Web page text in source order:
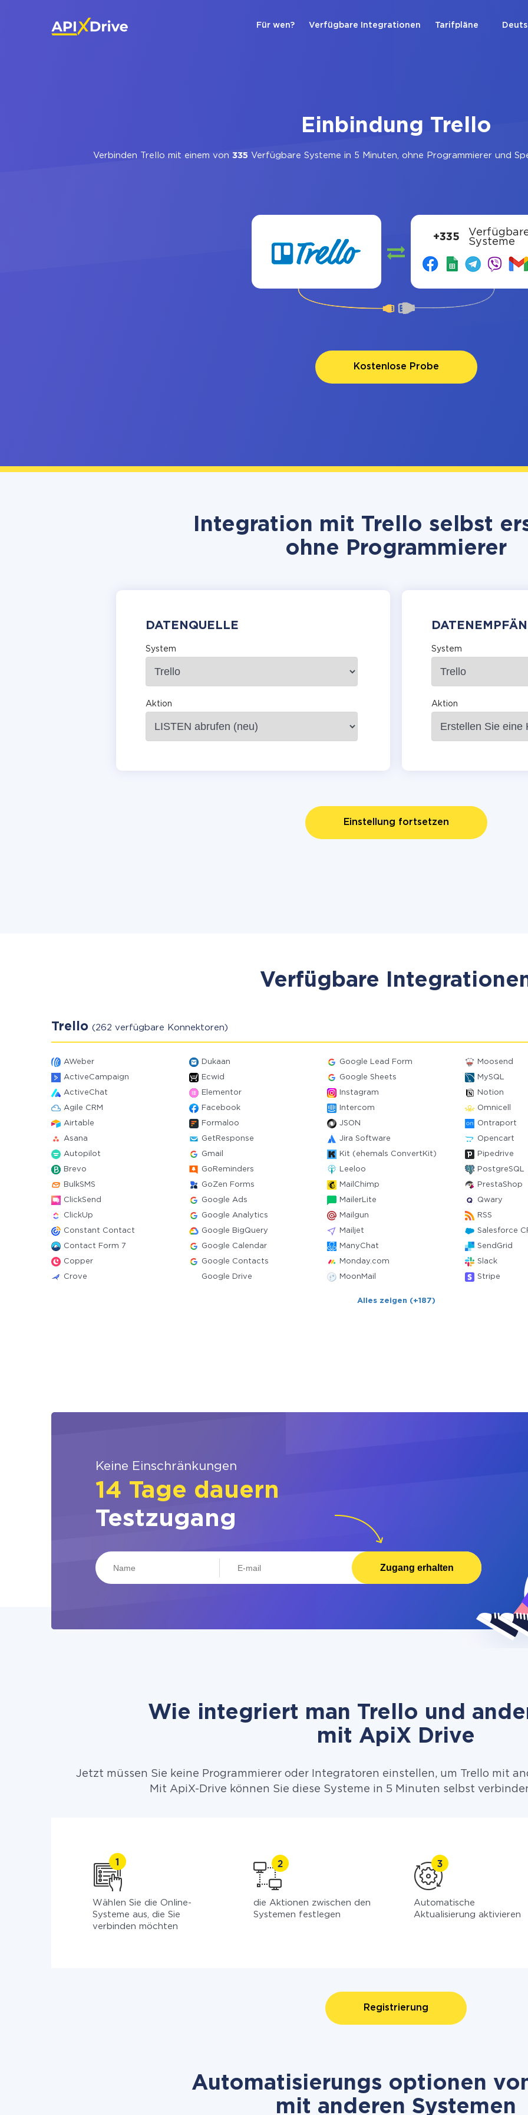
Für wen? Verfügbare Integrationen Tarifpläne
Einbindung Trello
Verbinden Trello mit einem von 335 Verfügbare Systeme in 5 Minuten, ohne Programmierer und
+335
Systeme
Kostenlose Probe
Integration mit Trello selbst
ohne Programmierer
DATENQUELLE
System
Aktion
System
Aktion
Einstellung fortsetzen
Verfügbare
Trello (262 verfügbare Konnektoren)
AWeber Dukaan Google Lead Form Moosend
ActiveCampaign Ecwid Google Sheets MySQL
ActiveChat Elementor Instagram Notion
Agile CRM Facebook Intercom Omnicell
Airtable Formaloo JSON Ontraport
Asana GetResponse Jira Software Opencart
Autopilot Gmail Kit (ehemals ConvertKit) Pipedrive
Brevo GoReminders Leeloo PostgreSQL
BulkSMS GoZen Forms MailChimp PrestaShop
ClickSend Google Ads MailerLite Qwary
ClickUp Google Analytics Mailgun RSS
Constant Contact Google BigQuery Mailjet Salesforce
Contact Form 7 Google Calendar ManyChat SendGrid
Copper Google Contacts Monday.com Slack
Crove Google Drive MoonMail Stripe
Alles zeigen (+187)
Keine Einschränkungen
14 Tage dauern
Testzugang
Zugang erhalten
Wie integriert man Trello und
mit ApiX Drive
Jetzt müssen Sie keine Programmierer oder Integratoren einstellen, um Trello mit
Mit ApiX-Drive können Sie diese Systeme in 5 Minuten selbst
Wählen Sie die Online-
Systeme aus, die Sie
verbinden möchten
die Aktionen zwischen den
Systemen festlegen
Automatische
Aktualisierung aktivieren
Registrierung
Automatisierungs optionen
mit anderen Systemen